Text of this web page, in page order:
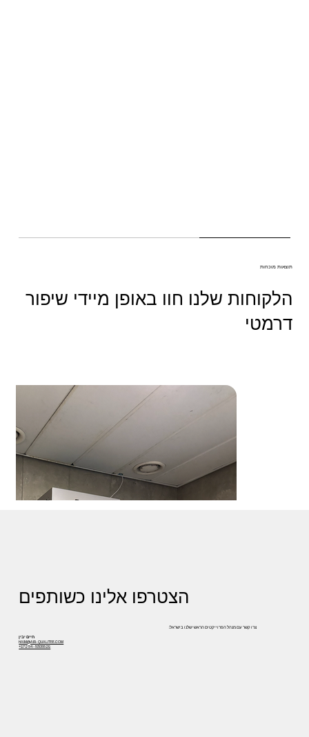
תוצאות מוכחות
הלקוחות שלנו חוו באופן מיידי שיפור
דרמטי
הצטרפו אלינו כשותפים
צרו קשר עם מנהל הפרוייקטים הראשי שלנו בישראל:
חיים יבין
HAIM@AIR-QUALITEE.COM
+972 54-5305529